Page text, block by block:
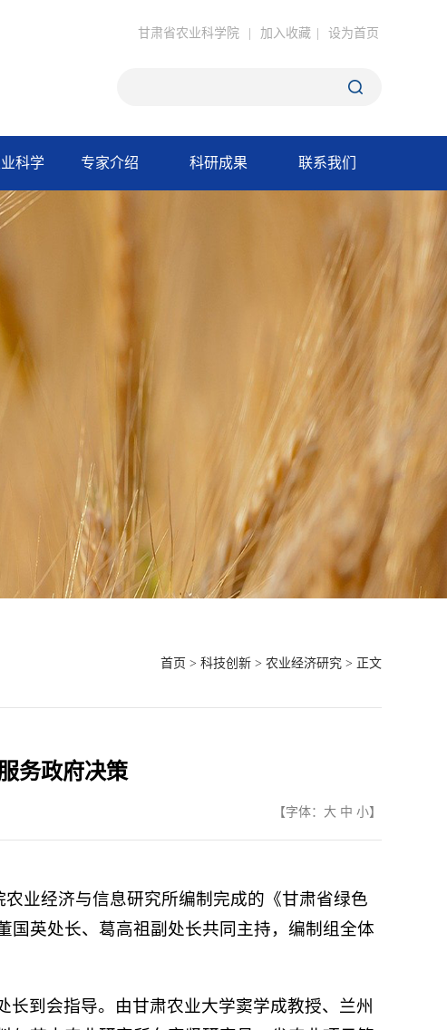
甘肃省农业科学院 加入收藏 设为首页
科学 专家介绍 科研成果 联系我们
首页 > 科技创新 > 农业经济研究 > 正文
务政府决策
【字体： 大 中 小】
业经济与信息研究所编制完成的《甘肃省绿色
国英处长、葛高祖副处长共同主持，编制组全体
到会指导。由甘肃农业大学窦学成教授、兰州